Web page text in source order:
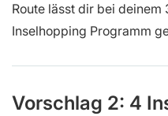
Route lässt dir bei deinem
Inselhopping Programm
Vorschlag 2: 4